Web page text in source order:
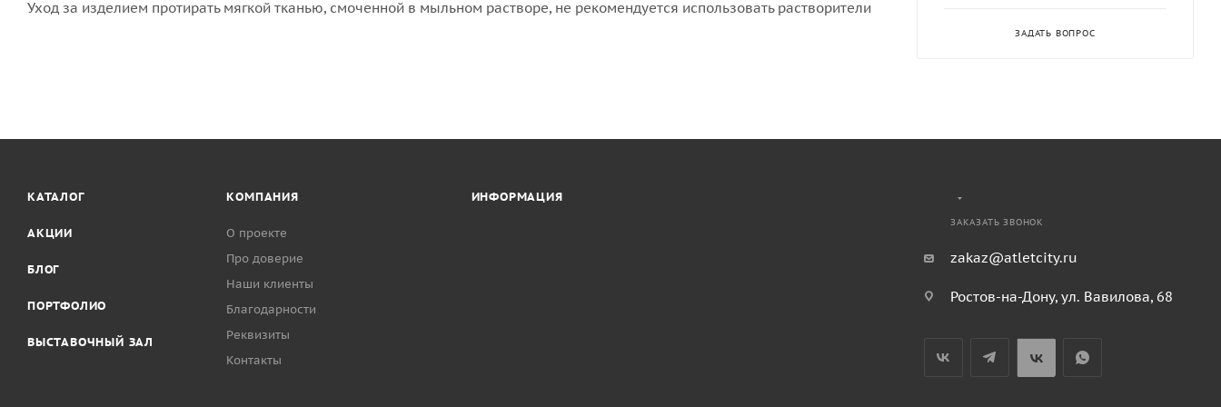
Уход за изделием протирать мягкой тканью, смоченной в мыльном растворе, не рекомендуется использовать растворители
ЗАДАТЬ ВОПРОС
КАТАЛОГ
АКЦИИ
БЛОГ
ПОРТФОЛИО
ВЫСТАВОЧНЫЙ ЗАЛ
КОМПАНИЯ
О проекте
Про доверие
Наши клиенты
Благодарности
Реквизиты
Контакты
ИНФОРМАЦИЯ
ЗАКАЗАТЬ ЗВОНОК
zakaz@atletcity.ru
Ростов-на-Дону, ул. Вавилова, 68